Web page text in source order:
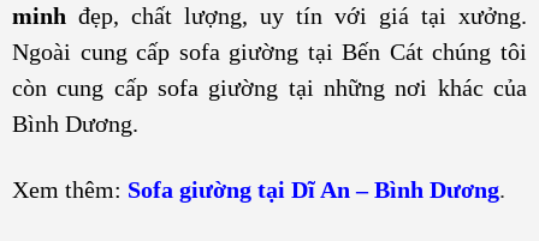
minh đẹp, chất lượng, uy tín với giá tại xưởng.
Ngoài cung cấp sofa giường tại Bến Cát chúng tôi
còn cung cấp sofa giường tại những nơi khác của
Bình Dương.
Xem thêm: Sofa giường tại Dĩ An – Bình Dương.